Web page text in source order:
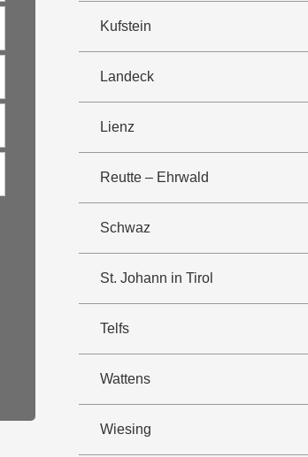
Kufstein
Landeck
Lienz
Reutte – Ehrwald
Schwaz
St. Johann in Tirol
Telfs
Wattens
Wiesing